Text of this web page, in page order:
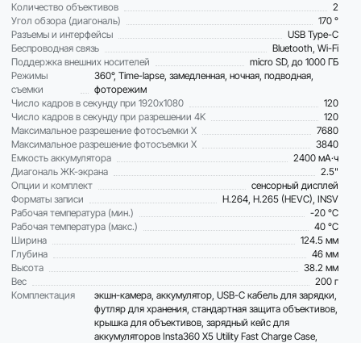
Количество объективов
2
Угол обзора (диагональ)
170 °
Разъемы и интерфейсы
USB Type-C
Беспроводная связь
Bluetooth, Wi-Fi
Поддержка внешних носителей
micro SD, до 1000 ГБ
Режимы
съемки
360°, Time-lapse, замедленная, ночная, подводная,
фоторежим
Число кадров в секунду при 1920x1080
120
Число кадров в секунду при разрешении 4K
120
Максимальное разрешение фотосъемки X
7680
Максимальное разрешение фотосъемки X
3840
Емкость аккумулятора
2400 мА·ч
Диагональ ЖК-экрана
2.5"
Опции и комплект
сенсорный дисплей
Форматы записи
H.264, H.265 (HEVC), INSV
Рабочая температура (мин.)
-20 °C
Рабочая температура (макс.)
40 °C
Ширина
124.5 мм
Глубина
46 мм
Высота
38.2 мм
Вес
200 г
Комплектация
экшн-камера, аккумулятор, USB-C кабель для зарядки,
футляр для хранения, стандартная защита объективов,
крышка для объективов, зарядный кейс для
аккумуляторов Insta360 X5 Utility Fast Charge Case,